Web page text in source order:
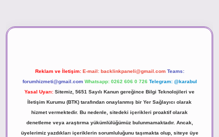
Reklam ve İletişim: E-mail: backlinkpaneli@gmail.com Teams:
forumhizmeti@gmail.com Whatsapp: 0262 606 0 726 Telegram: @karabul
Yasal Uyarı: Sitemiz, 5651 Sayılı Kanun gereğince Bilgi Teknolojileri ve
İletişim Kurumu (BTK) tarafından onaylanmış bir Yer Sağlayıcı olarak
hizmet vermektedir. Bu nedenle, sitedeki içerikleri proaktif olarak
denetleme veya araştırma yükümlülüğümüz bulunmamaktadır. Ancak,
üyelerimiz yazdıkları içeriklerin sorumluluğunu taşımakta olup, siteye üye